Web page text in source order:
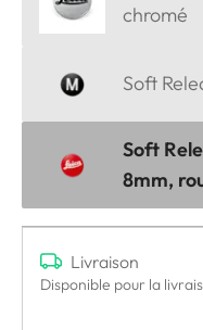
chromé
Soft
Soft
8mm,
Livraison
Disponible pour la